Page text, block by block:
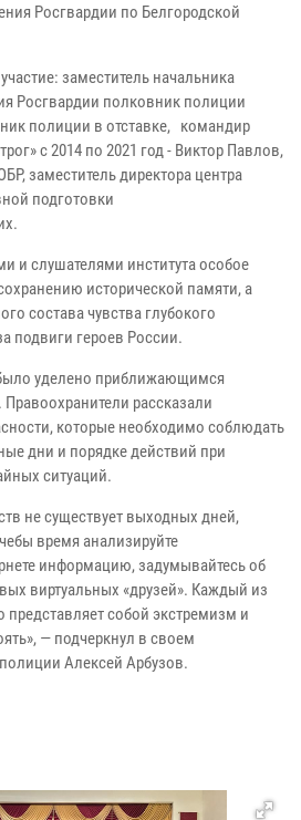
Росгвардии по Белгородской
заместитель начальника
Росгвардии полковник полиции
полиции в отставке, командир
с 2014 по 2021 год - Виктор Павлов,
заместитель директора центра
подготовки
и слушателями института особое
исторической памяти, а
состава чувства глубокого
подвиги героев России.
уделено приближающимся
рассказали
которые необходимо соблюдать
дни и порядке действий при
ситуаций.
не существует выходных дней,
время анализируйте
информацию, задумывайтесь об
виртуальных «друзей». Каждый из
собой экстремизм и
— подчеркнул в своем
Алексей Арбузов.